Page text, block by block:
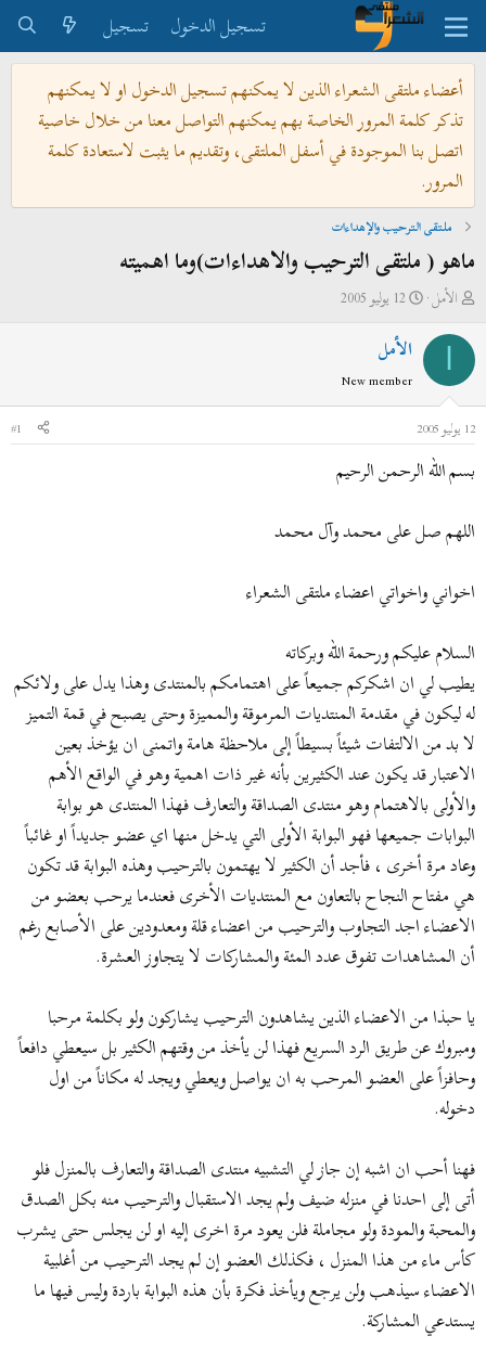
تسجيل الدخول
تسجيل
أعضاء ملتقى الشعراء الذين لا يمكنهم تسجيل الدخول او لا يمكنهم
تذكر كلمة المرور الخاصة بهم يمكنهم التواصل معنا من خلال خاصية
اتصل بنا الموجودة في أسفل الملتقى، وتقديم ما يثبت لاستعادة كلمة
المرور.
ملتقى الترحيب والإهداءات
ماهو ( ملتقى الترحيب والاهداءات)وما اهميته
ب
ئ
م
و
ع
الأمل
ت
ر
ل
ب
12 يوليو 2005
الأمل
New member
12 يوليو 2005
#1
بسم الله الرحمن الرحيم
اللهم صل على محمد وآل محمد
اخواني واخواتي اعضاء ملتقى الشعراء
السلام عليكم ورحمة الله وبركاته
يطيب لي ان اشكركم جميعاً على اهتمامكم بالمنتدى وهذا يدل على ولائكم
له ليكون في مقدمة المنتديات المرموقة والمميزة وحتى يصبح في قمة التميز
لا بد من الالتفات شيئاً بسيطاً إلى ملاحظة هامة واتمنى ان يؤخذ بعين
الاعتبار قد يكون عند الكثيرين بأنه غير ذات اهمية وهو في الواقع الأهم
والأولى بالاهتمام وهو منتدى الصداقة والتعارف فهذا المنتدى هو بوابة
البوابات جميعها فهو البوابة الأولى التي يدخل منها اي عضو جديداً او غائباً
وعاد مرة أخرى ، فأجد أن الكثير لا يهتمون بالترحيب وهذه البوابة قد تكون
هي مفتاح النجاح بالتعاون مع المنتديات الأخرى فعندما يرحب بعضو من
الاعضاء اجد التجاوب والترحيب من اعضاء قلة ومعدودين على الأصابع رغم
أن المشاهدات تفوق عدد المئة والمشاركات لا يتجاوز العشرة.
يا حبذا من الاعضاء الذين يشاهدون الترحيب يشاركون ولو بكلمة مرحبا
ومبروك عن طريق الرد السريع فهذا لن يأخذ من وقتهم الكثير بل سيعطي دافعاً
وحافزاً على العضو المرحب به ان يواصل ويعطي ويجد له مكاناً من اول
دخوله.
فهنا أحب ان اشبه إن جاز لي التشبيه منتدى الصداقة والتعارف بالمنزل فلو
أتى إلى احدنا في منزله ضيف ولم يجد الاستقبال والترحيب منه بكل الصدق
والمحبة والمودة ولو مجاملة فلن يعود مرة اخرى إليه او لن يجلس حتى يشرب
كأس ماء من هذا المنزل ، فكذلك العضو إن لم يجد الترحيب من أغلبية
الاعضاء سيذهب ولن يرجع ويأخذ فكرة بأن هذه البوابة باردة وليس فيها ما
يستدعي المشاركة.